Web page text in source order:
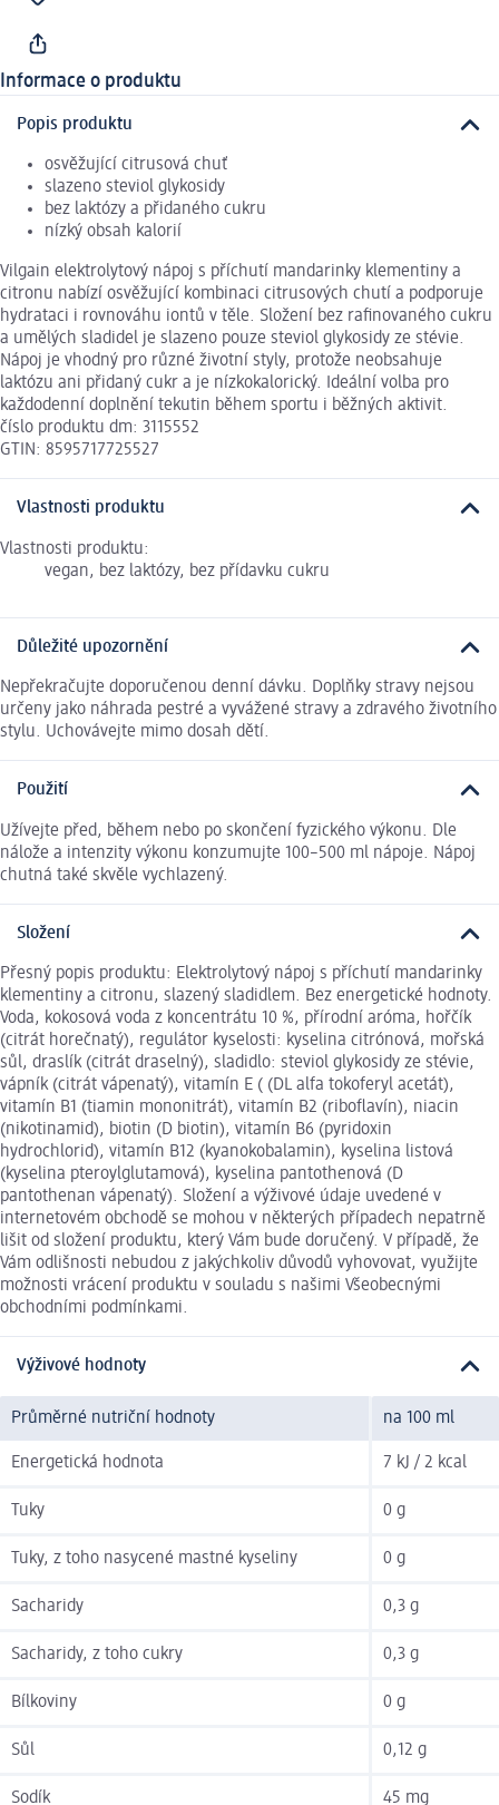
Informace o produktu
Popis produktu
osvěžující citrusová chuť
slazeno steviol glykosidy
bez laktózy a přidaného cukru
nízký obsah kalorií
Vilgain elektrolytový nápoj s příchutí mandarinky klementiny a
citronu nabízí osvěžující kombinaci citrusových chutí a podporuje
hydrataci i rovnováhu iontů v těle. Složení bez rafinovaného cukru
a umělých sladidel je slazeno pouze steviol glykosidy ze stévie.
Nápoj je vhodný pro různé životní styly, protože neobsahuje
laktózu ani přidaný cukr a je nízkokalorický. Ideální volba pro
každodenní doplnění tekutin během sportu i běžných aktivit.
číslo produktu dm: 3115552
GTIN: 8595717725527
Vlastnosti produktu
Vlastnosti produktu:
vegan, bez laktózy, bez přídavku cukru
Důležité upozornění
Nepřekračujte doporučenou denní dávku. Doplňky stravy nejsou
určeny jako náhrada pestré a vyvážené stravy a zdravého životního
stylu. Uchovávejte mimo dosah dětí.
Použití
Užívejte před, během nebo po skončení fyzického výkonu. Dle
nálože a intenzity výkonu konzumujte 100–500 ml nápoje. Nápoj
chutná také skvěle vychlazený.
Složení
Přesný popis produktu: Elektrolytový nápoj s příchutí mandarinky
klementiny a citronu, slazený sladidlem. Bez energetické hodnoty.
Voda, kokosová voda z koncentrátu 10 %, přírodní aróma, hořčík
(citrát horečnatý), regulátor kyselosti: kyselina citrónová, mořská
sůl, draslík (citrát draselný), sladidlo: steviol glykosidy ze stévie,
vápník (citrát vápenatý), vitamín E ( (DL alfa tokoferyl acetát),
vitamín B1 (tiamin mononitrát), vitamín B2 (riboflavín), niacin
(nikotinamid), biotin (D biotin), vitamín B6 (pyridoxin
hydrochlorid), vitamín B12 (kyanokobalamin), kyselina listová
(kyselina pteroylglutamová), kyselina pantothenová (D
pantothenan vápenatý). Složení a výživové údaje uvedené v
internetovém obchodě se mohou v některých případech nepatrně
lišit od složení produktu, který Vám bude doručený. V případě, že
Vám odlišnosti nebudou z jakýchkoliv důvodů vyhovovat, využijte
možnosti vrácení produktu v souladu s našimi Všeobecnými
obchodními podmínkami.
Výživové hodnoty
Průměrné nutriční hodnoty na 100 ml
Energetická hodnota 7 kJ / 2 kcal
Tuky 0 g
Tuky, z toho nasycené mastné kyseliny 0 g
Sacharidy 0,3 g
Sacharidy, z toho cukry 0,3 g
Bílkoviny 0 g
Sůl 0,12 g
Sodík 45 mg